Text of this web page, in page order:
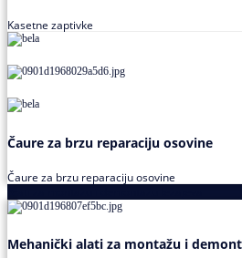
Kasetne zaptivke
Čaure za brzu reparaciju osovine
Čaure za brzu reparaciju osovine
Mehanički alati za montažu i